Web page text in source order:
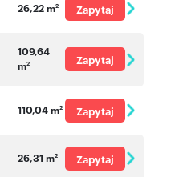
26,22 m2
Zapytaj
109,64
m2
Zapytaj
110,04 m2
Zapytaj
26,31 m2
Zapytaj